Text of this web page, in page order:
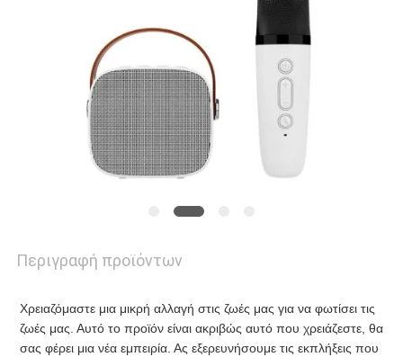
ΕΙΔΉΣΕΙΣ
ΖΗΤΉΣΤΕ
ΠΡΟΣΦΟΡΆ
SITEMAP
Περιγραφή προϊόντων
Χρειαζόμαστε μια μικρή αλλαγή στις ζωές μας για να φωτίσει τις
ζωές μας. Αυτό το προϊόν είναι ακριβώς αυτό που χρειάζεστε, θα
σας φέρει μια νέα εμπειρία. Ας εξερευνήσουμε τις εκπλήξεις που